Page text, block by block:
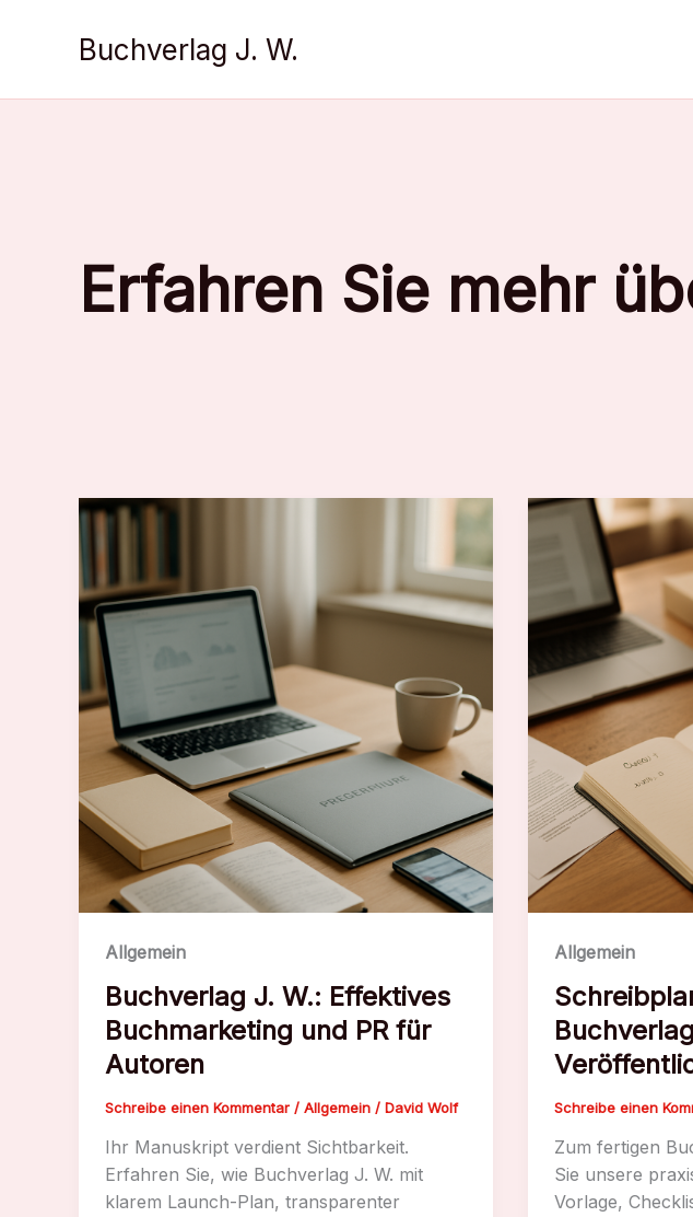
Buchverlag J. W.
Erfahren Sie mehr
Allgemein
Buchverlag J. W.: Effektives
Buchmarketing und PR für
Autoren
Schreibe einen Kommentar / Allgemein / David Wolf
Ihr Manuskript verdient Sichtbarkeit.
Erfahren Sie, wie Buchverlag J. W. mit
klarem Launch-Plan, transparenter
Allgemein
Schreibe einen
Zum fertigen
Sie unsere
Vorlage,